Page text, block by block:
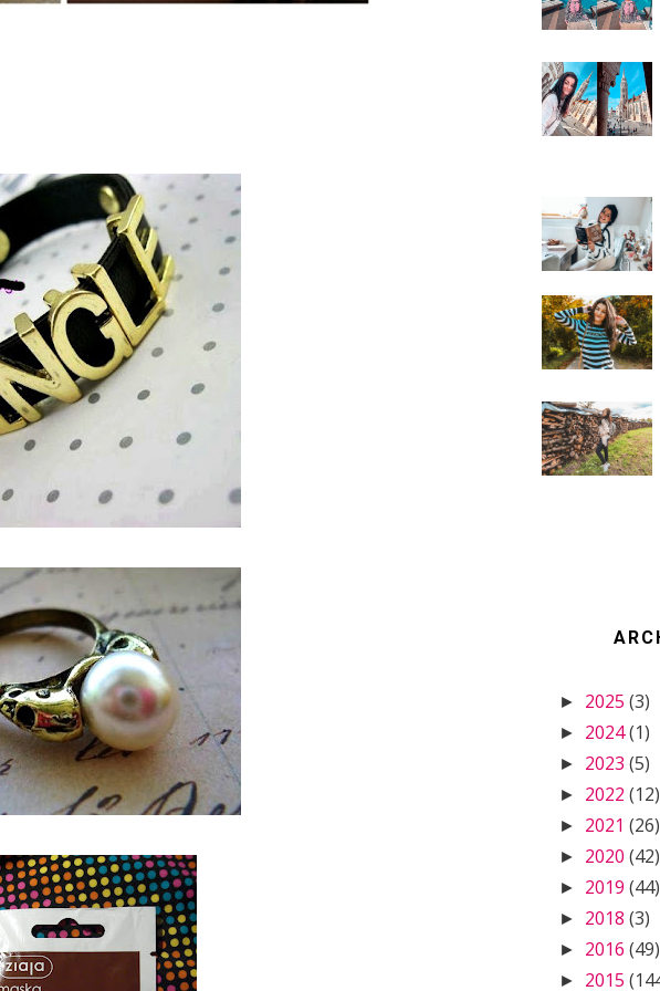
► 2025 (3)
► 2024(1)
► 2023 (5)
► 2022 (12)
► 2021 (26)
► 2020 (42)
► 2019 (44)
► 2018 (3)
► 2016 (49)
► 2015